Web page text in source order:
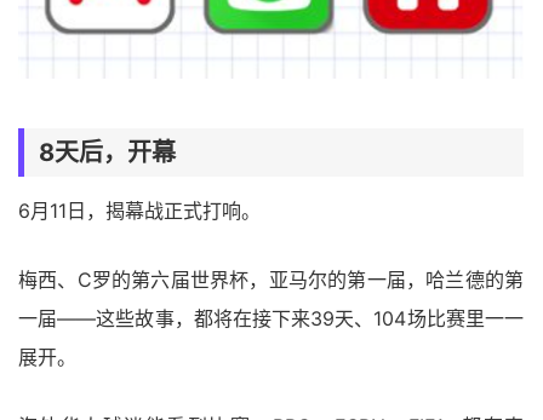
8天后，开幕
6月11日，揭幕战正式打响。
梅西、C罗的第六届世界杯，亚马尔的第一届，哈兰德的第
一届——这些故事，都将在接下来39天、104场比赛里一一
展开。